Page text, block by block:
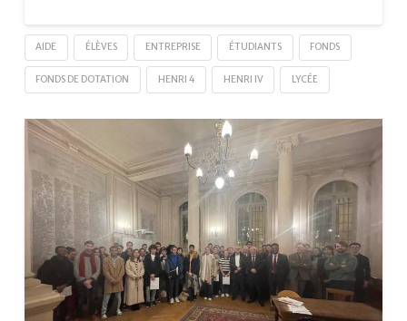
AIDE ÉLÈVES ENTREPRISE ÉTUDIANTS FONDS
FONDS DE DOTATION HENRI 4 HENRI IV LYCÉE